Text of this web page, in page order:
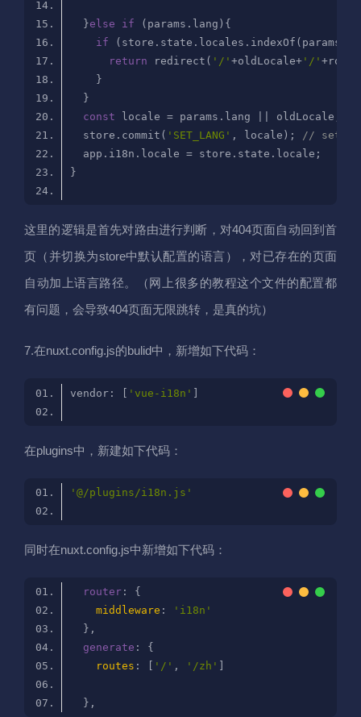
  }
else if
if
return redirect( '/'+oldLocale+ '/'
const
  store.commit(
'SET_LANG' , locale); // set
这里的逻辑是首先对路由进行判断，对404页面自动回到首
页（并切换为store中默认配置的语言），对已存在的页面
自动加上语言路径。（网上很多的教程这个文件的配置都
有问题，会导致404页面无限跳转，是真的坑）
7.在nuxt.config.js的bulid中，新增如下代码：
vendor: [ 'vue-i18n'
在plugins中，新建如下代码：
'@/plugins/i18n.js'
同时在nuxt.config.js中新增如下代码：
router
middleware :
'i18n'
generate
routes : [ '/' , '/zh'